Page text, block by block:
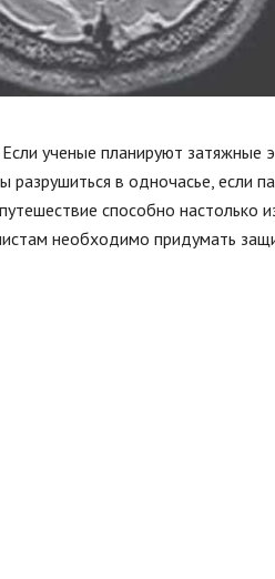
ученые планируют затяжные
в одночасье, если
способно настолько
необходимо придумать